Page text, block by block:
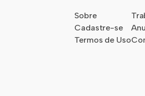
Sobre
Cadastre-se
Termos de Uso